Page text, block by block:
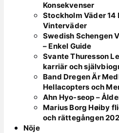
Konsekvenser
Stockholm Väder 14
Vinterväder
Swedish Schengen
– Enkel Guide
Svante Thuresson
karriär och
Band Dregen Är
Hellacopters och
Ahn Hyo-seop –
Marius Borg Høiby
och rättegången
Nöje